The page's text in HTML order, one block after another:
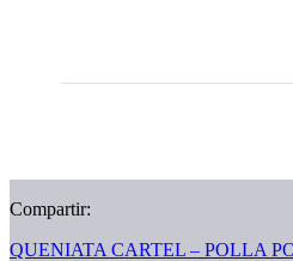
Compartir:
QUENIATA CARTEL – POLLA